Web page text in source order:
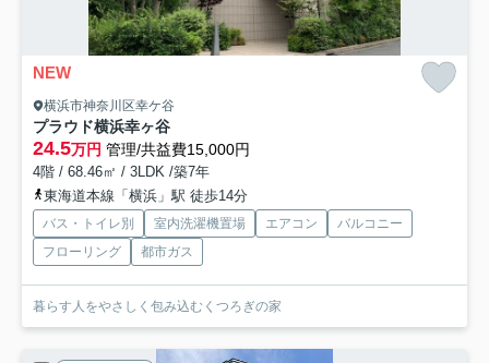
NEW
横浜市神奈川区幸ケ谷
プラウド横浜幸ヶ谷
24.5万円 管理/共益費15,000円
4階 / 68.46㎡ / 3LDK /築7年
東海道本線「横浜」駅 徒歩14分
バス・トイレ別 室内洗濯機置場 エアコン
バルコニー
フローリング
都市ガス
暮らす人をやさしく包み込むくつろぎの家